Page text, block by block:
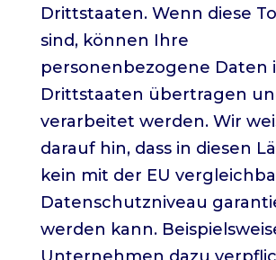
Drittstaaten. Wenn diese
sind, können Ihre
personenbezogene Daten
Drittstaaten übertragen
verarbeitet werden. Wir
darauf hin, dass in diesen
kein mit der EU
Datenschutzniveau
werden kann.